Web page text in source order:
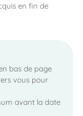
en fin de
bas de page
vous pour
avant la date